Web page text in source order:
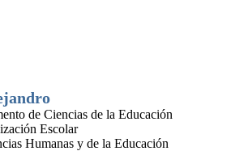
de Ciencias de la Educación
Escolar
Humanas y de la Educación